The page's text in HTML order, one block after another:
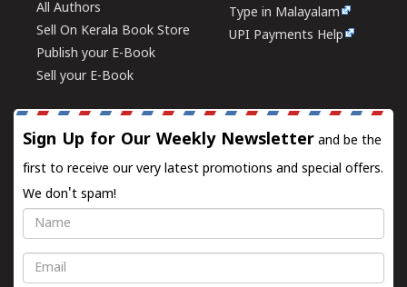
All Authors
Sell On Kerala Book Store
Publish your E-Book
Sell your E-Book
Type in Malayalam
UPI Payments Help
Sign Up for Our Weekly Newsletter and be the
first to receive our very latest promotions and special offers.
We don't spam!
Name
Email